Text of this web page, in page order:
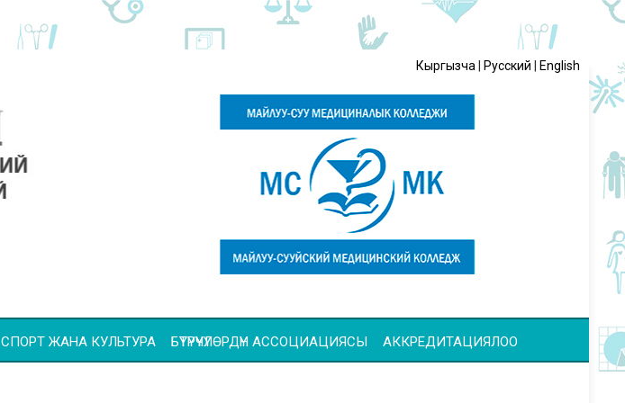
Кыргызча Русский English
СПОРТ ЖАНА КУЛЬТУРА БҮТҮРҮҮЧҮЛӨРДҮН АССОЦИАЦИЯСЫ АККРЕДИТАЦИЯЛОО